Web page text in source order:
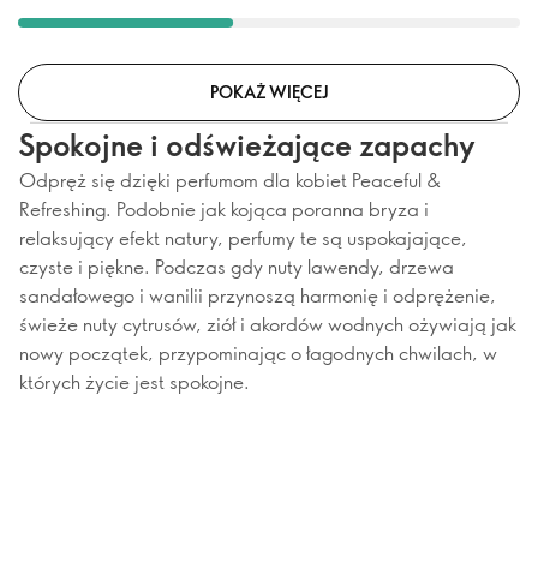
POKAŻ WIĘCEJ
Spokojne i odświeżające zapachy
Odpręż się dzięki perfumom dla kobiet Peaceful &
Refreshing. Podobnie jak kojąca poranna bryza i
relaksujący efekt natury, perfumy te są uspokajające,
czyste i piękne. Podczas gdy nuty lawendy, drzewa
sandałowego i wanilii przynoszą harmonię i odprężenie,
świeże nuty cytrusów, ziół i akordów wodnych ożywiają jak
nowy początek, przypominając o łagodnych chwilach, w
których życie jest spokojne.